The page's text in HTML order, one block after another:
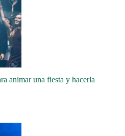
animar una fiesta y hacerla